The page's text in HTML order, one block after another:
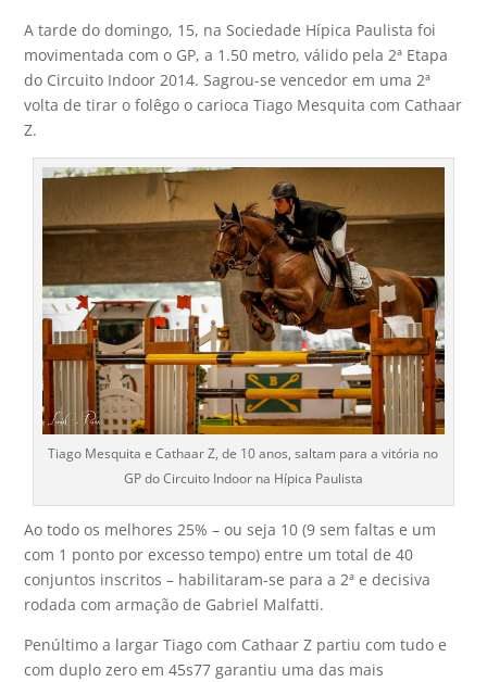
A tarde do domingo, 15, na Sociedade Hípica Paulista foi
movimentada com o GP, a 1.50 metro, válido pela 2ª Etapa
do Circuito Indoor 2014. Sagrou-se vencedor em uma 2ª
volta de tirar o folêgo o carioca Tiago Mesquita com Cathaar
Z.
Tiago Mesquita e Cathaar Z, de 10 anos, saltam para a vitória no
GP do Circuito Indoor na Hípica Paulista
Ao todo os melhores 25% – ou seja 10 (9 sem faltas e um
com 1 ponto por excesso tempo) entre um total de 40
conjuntos inscritos – habilitaram-se para a 2ª e decisiva
rodada com armação de Gabriel Malfatti.
Penúltimo a largar Tiago com Cathaar Z partiu com tudo e
com duplo zero em 45s77 garantiu uma das mais